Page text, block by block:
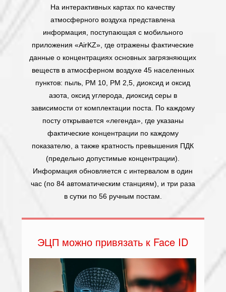
На интерактивных картах по качеству
атмосферного воздуха представлена
информация, поступающая с мобильного
приложения «AirKZ», где отражены фактические
данные о концентрациях основных загрязняющих
веществ в атмосферном воздухе 45 населенных
пунктов: пыль, РМ 10, РМ 2,5, диоксид и оксид
азота, оксид углерода, диоксид серы в
зависимости от комплектации поста. По каждому
посту открывается «легенда», где указаны
фактические концентрации по каждому
показателю, а также кратность превышения ПДК
(предельно допустимые концентрации).
Информация обновляется с интервалом в один
час (по 84 автоматическим станциям), и три раза
в сутки по 56 ручным постам.
ЭЦП можно привязать к Face ID